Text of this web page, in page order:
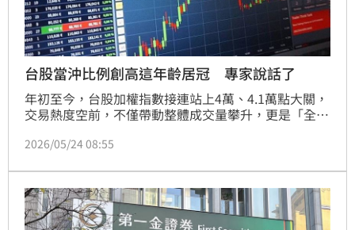
台股當沖比例創高這年齡居冠 專家說話了
年初至今，台股加權指數接連站上4萬、4.1萬點大關，
交易熱度空前，不僅帶動整體成交量攀升，更是「全民
「少年股神」的熱潮。
2026/05/24 08:55